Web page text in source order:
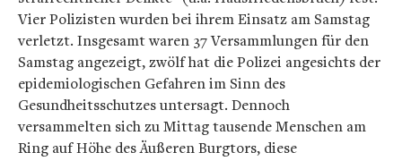
Vier Polizisten wurden bei ihrem Einsatz am Samstag
verletzt. Insgesamt waren 37 Versammlungen für den
Samstag angezeigt, zwölf hat die Polizei angesichts der
epidemiologischen Gefahren im Sinn des
Gesundheitsschutzes untersagt. Dennoch
versammelten sich zu Mittag tausende Menschen am
Ring auf Höhe des Äußeren Burgtors, diese